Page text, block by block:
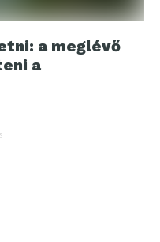
a meglévő
a